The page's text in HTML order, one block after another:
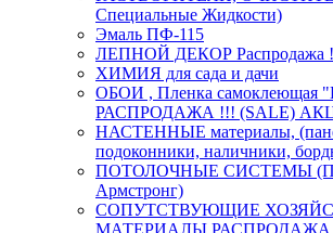
Специальные Жидкости)
Эмаль ПФ-115
ЛЕПНОЙ ДЕКОР Распродажа
ХИМИЯ для сада и дачи
ОБОИ , Пленка самоклеющая
РАСПРОДАЖА !!! (SALE)
НАСТЕННЫЕ материалы,
подоконники, наличники,
ПОТОЛОЧНЫЕ СИСТЕМЫ
Армстронг)
СОПУТСТВУЮЩИЕ
МАТЕРИАЛЫ РАСПРОДАЖА